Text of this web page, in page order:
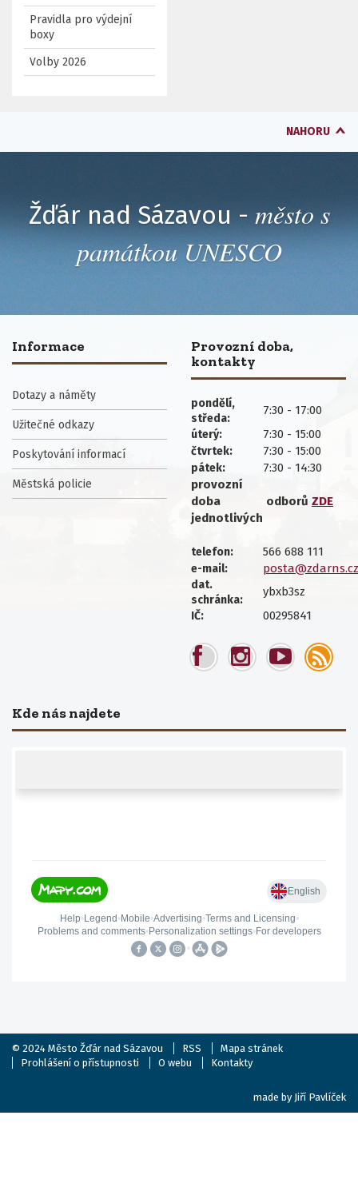
Pravidla pro výdejní
boxy
Volby 2026
NAHORU
Žďár nad Sázavou - město s
památkou UNESCO
Informace
Dotazy a náměty
Užitečné odkazy
Poskytování informací
Městská policie
Provozní doba,
kontakty
pondělí,
středa:
7:30 - 17:00
úterý: 7:30 - 15:00
čtvrtek: 7:30 - 15:00
pátek:
7:30 - 14:30
provozní
doba
jednotlivých
odborů ZDE
telefon: 566 688 111
e-mail: posta@zdarns.cz
dat.
schránka:
ybxb3sz
IČ: 00295841
Kde nás najdete
© 2024 Město Žďár nad Sázavou RSS
Mapa stránek
Prohlášení o přístupnosti
O webu Kontakty
made by Jiří Pavlíček